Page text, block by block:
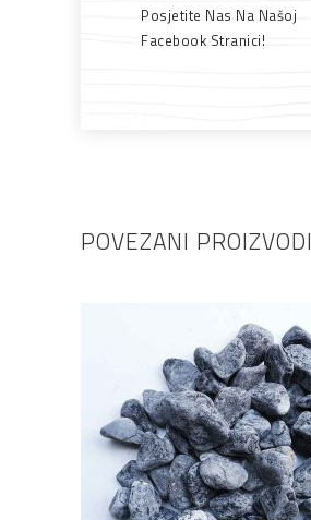
Posjetite Nas Na Našoj
Facebook Stranici!
POVEZANI PROIZVODI